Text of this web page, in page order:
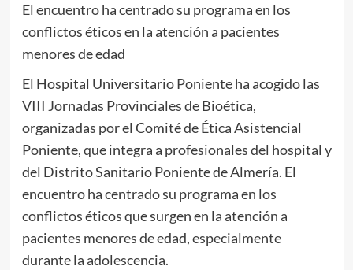
El encuentro ha centrado su programa en los
conflictos éticos en la atención a pacientes
menores de edad
El Hospital Universitario Poniente ha acogido las
VIII Jornadas Provinciales de Bioética,
organizadas por el Comité de Ética Asistencial
Poniente, que integra a profesionales del hospital y
del Distrito Sanitario Poniente de Almería. El
encuentro ha centrado su programa en los
conflictos éticos que surgen en la atención a
pacientes menores de edad, especialmente
durante la adolescencia.